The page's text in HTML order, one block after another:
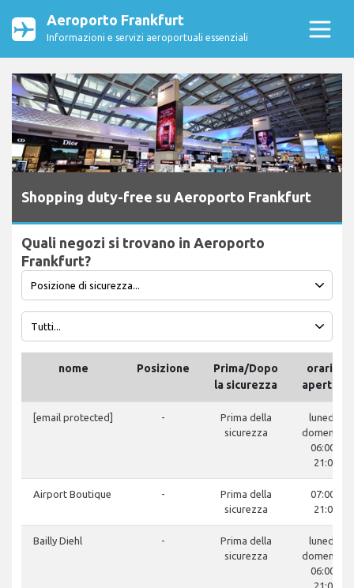
Aeroporto Frankfurt
Informazioni e servizi aeroportuali essenziali
Shopping duty-free su Aeroporto Frankfurt
Quali negozi si trovano in Aeroporto
Frankfurt?
nome Posizione
Prima/Dopo
la sicurezza
orari di
apertura
[email protected] -
Prima della
sicurezza
lunedì -
domenica:
06:00 -
21:00
Airport Boutique -
Prima della
sicurezza
07:00 -
21:00
Bailly Diehl -
Prima della
sicurezza
lunedì -
domenica:
06:00 -